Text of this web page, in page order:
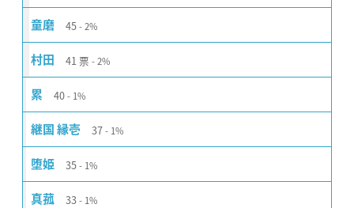
童磨 45 2%
村田 41 票 2%
累 40 1%
継国 縁壱 37 1%
堕姫 35 1%
真菰 33 1%